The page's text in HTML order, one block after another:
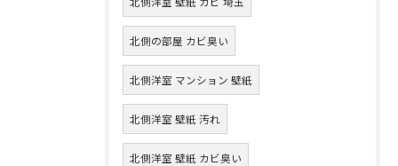
北側の部屋 カビ臭い
北側洋室 マンション 壁紙
北側洋室 壁紙 汚れ
北側洋室 壁紙 カビ臭い